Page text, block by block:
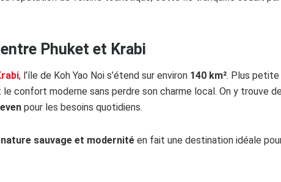
Phuket et Krabi
, l’île de Koh Yao Noi s’étend sur environ 140 km². Plus petite
confort moderne sans perdre son charme local. On y trouve
pour les besoins quotidiens.
nature sauvage et modernité en fait une destination idéale